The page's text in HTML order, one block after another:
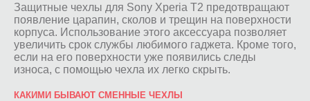
Защитные чехлы для Sony Xperia T2 предотвращают
появление царапин, сколов и трещин на поверхности
корпуса. Использование этого аксессуара позволяет
увеличить срок службы любимого гаджета. Кроме того,
если на его поверхности уже появились следы
износа, с помощью чехла их легко скрыть.
КАКИМИ БЫВАЮТ СМЕННЫЕ ЧЕХЛЫ